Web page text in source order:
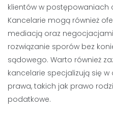
klientów w postępowaniach
Kancelarie mogą również
mediacją oraz
rozwiązanie sporów bez
sądowego. Warto również
kancelarie specjalizują się
prawa, takich jak prawo
podatkowe.